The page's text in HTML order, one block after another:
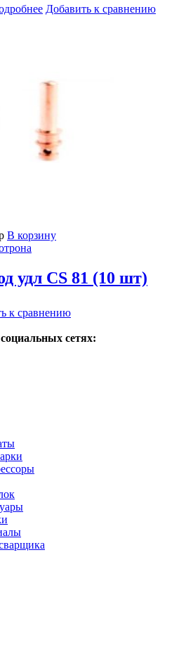
Добавить к сравнению
В корзину
удл CS 81 (10 шт)
к сравнению
сетях: